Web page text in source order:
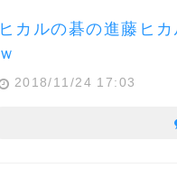
ヒカルの碁の進藤ヒ
ｗ
2018/11/24 17:03